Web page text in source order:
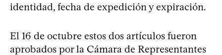
identidad, fecha de expedición y expiración.
El 16 de octubre estos dos artículos fueron
aprobados por la Cámara de Representantes